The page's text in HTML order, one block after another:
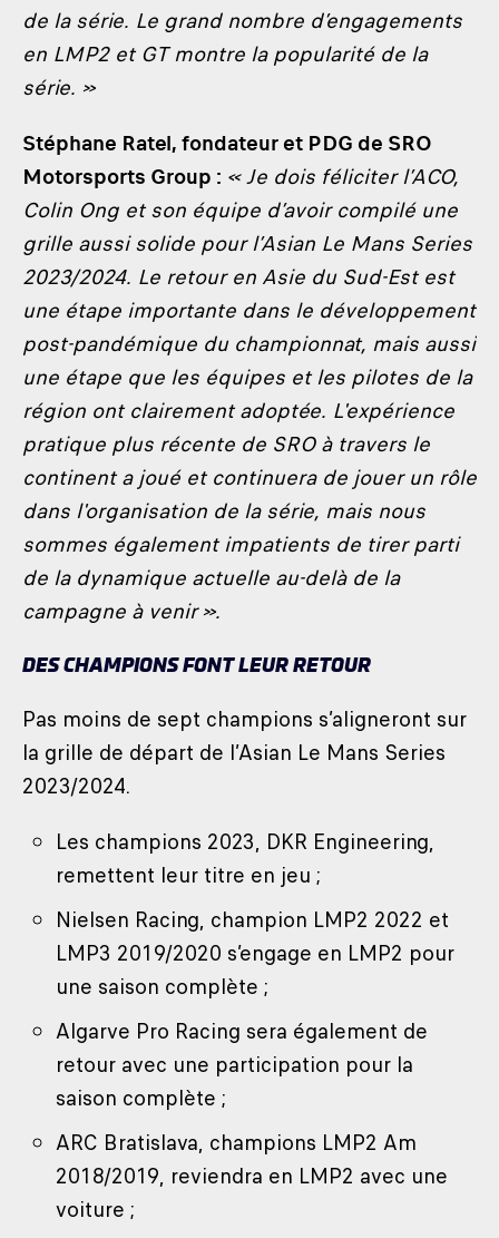
de la série. Le grand nombre d’engagements
en LMP2 et GT montre la popularité de la
série. »
Stéphane Ratel, fondateur et PDG de SRO
Motorsports Group : « Je dois féliciter l’ACO,
Colin Ong et son équipe d’avoir compilé une
grille aussi solide pour l’Asian Le Mans Series
2023/2024. Le retour en Asie du Sud-Est est
une étape importante dans le développement
post-pandémique du championnat, mais aussi
une étape que les équipes et les pilotes de la
région ont clairement adoptée. L'expérience
pratique plus récente de SRO à travers le
continent a joué et continuera de jouer un rôle
dans l'organisation de la série, mais nous
sommes également impatients de tirer parti
de la dynamique actuelle au-delà de la
campagne à venir ».
DES CHAMPIONS FONT LEUR RETOUR
Pas moins de sept champions s’aligneront sur
la grille de départ de l’Asian Le Mans Series
2023/2024.
Les champions 2023, DKR Engineering,
remettent leur titre en jeu ;
Nielsen Racing, champion LMP2 2022 et
LMP3 2019/2020 s’engage en LMP2 pour
une saison complète ;
Algarve Pro Racing sera également de
retour avec une participation pour la
saison complète ;
ARC Bratislava, champions LMP2 Am
2018/2019, reviendra en LMP2 avec une
voiture ;